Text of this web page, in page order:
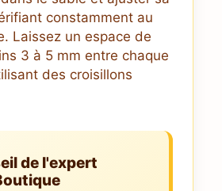
constamment au
Laissez un espace de
3 à 5 mm entre chaque
des croisillons
de l'expert